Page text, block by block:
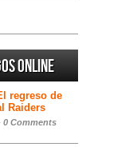
online
regreso de
Raiders
0 Comments